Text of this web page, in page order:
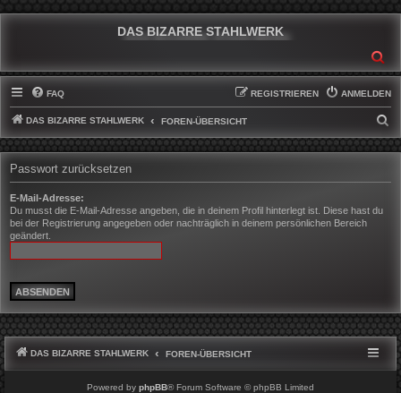
DAS BIZARRE STAHLWERK
FAQ ANMELDEN
REGISTRIEREN
DAS BIZARRE STAHLWERK FOREN-ÜBERSICHT
U
H
Passwort zurücksetzen
E-Mail-Adresse:
Du musst die E-Mail-Adresse angeben, die in deinem Profil hinterlegt ist. Diese hast du
bei der Registrierung angegeben oder nachträglich in deinem persönlichen Bereich
geändert.
DAS BIZARRE STAHLWERK FOREN-ÜBERSICHT
Powered by phpBB® Forum Software © phpBB Limited